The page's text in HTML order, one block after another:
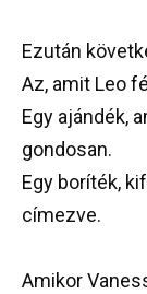
Ezután
Az, amit Leo
Egy ajándék,
gondosan.
Egy boríték,
címezve.
Amikor